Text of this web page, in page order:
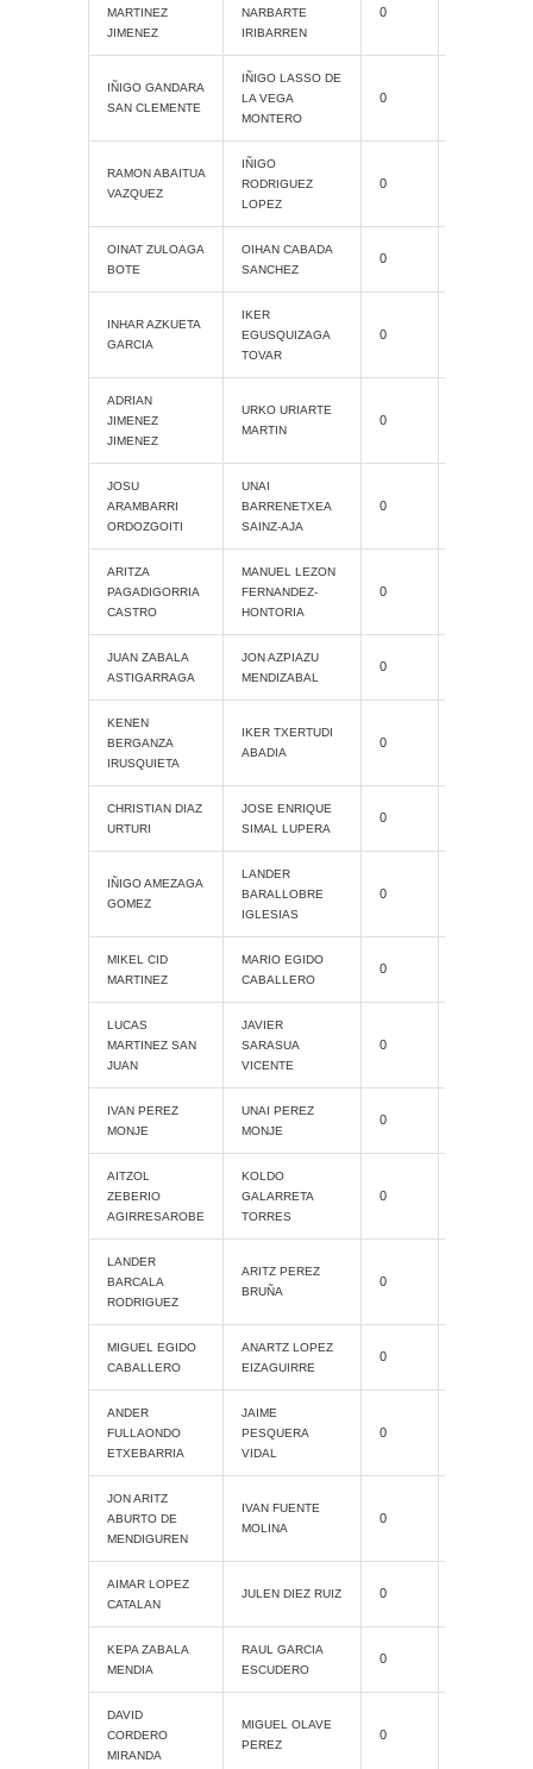
MARTINEZ
JIMENEZ
NARBARTE
IRIBARREN
0
IÑIGO GANDARA
SAN CLEMENTE
IÑIGO LASSO DE
LA VEGA
MONTERO
0
RAMON ABAITUA
VAZQUEZ
IÑIGO
RODRIGUEZ
LOPEZ
0
OINAT ZULOAGA
BOTE
OIHAN CABADA
SANCHEZ
0
INHAR AZKUETA
GARCIA
IKER
EGUSQUIZAGA
TOVAR
0
ADRIAN
JIMENEZ
JIMENEZ
URKO URIARTE
MARTIN
0
JOSU
ARAMBARRI
ORDOZGOITI
UNAI
BARRENETXEA
SAINZ-AJA
0
ARITZA
PAGADIGORRIA
CASTRO
MANUEL LEZON
FERNANDEZ-
HONTORIA
0
JUAN ZABALA
ASTIGARRAGA
JON AZPIAZU
MENDIZABAL
0
KENEN
BERGANZA
IRUSQUIETA
IKER TXERTUDI
ABADIA
0
CHRISTIAN DIAZ
URTURI
JOSE ENRIQUE
SIMAL LUPERA
0
IÑIGO AMEZAGA
GOMEZ
LANDER
BARALLOBRE
IGLESIAS
0
MIKEL CID
MARTINEZ
MARIO EGIDO
CABALLERO
0
LUCAS
MARTINEZ SAN
JUAN
JAVIER
SARASUA
VICENTE
0
IVAN PEREZ
MONJE
UNAI PEREZ
MONJE
0
AITZOL
ZEBERIO
AGIRRESAROBE
KOLDO
GALARRETA
TORRES
0
LANDER
BARCALA
RODRIGUEZ
ARITZ PEREZ
BRUÑA
0
MIGUEL EGIDO
CABALLERO
ANARTZ LOPEZ
EIZAGUIRRE
0
ANDER
FULLAONDO
ETXEBARRIA
JAIME
PESQUERA
VIDAL
0
JON ARITZ
ABURTO DE
MENDIGUREN
IVAN FUENTE
MOLINA
0
AIMAR LOPEZ
CATALAN
JULEN DIEZ RUIZ 0
KEPA ZABALA
MENDIA
RAUL GARCIA
ESCUDERO
0
DAVID
CORDERO
MIRANDA
MIGUEL OLAVE
PEREZ
0